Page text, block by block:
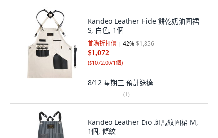
Kandeo Leather Hide 餅乾奶油圍裙
S, 白色, 1個
首購折扣價 42%$1,856
$1,072
($1072.00/1個)
8/12 星期三 預計送達
(1)
Kandeo Leather Dio 斑馬紋圍裙 M,
1個, 條紋